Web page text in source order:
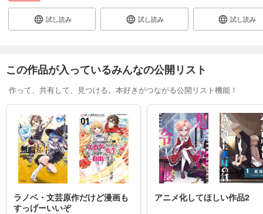
試し読み 試し読み 試し読み
この作品が入っているみんなの公開リスト
作って、共有して、見つける。本好きがつながる公開リスト機能！
ラノベ・文芸原作だけど漫画も
すっげーいいぞ
アニメ化してほしい作品2